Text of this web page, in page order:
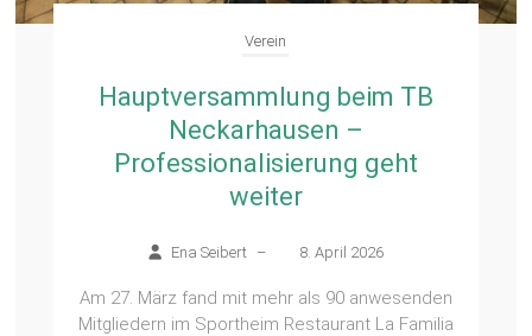
Verein
Hauptversammlung beim TB
Neckarhausen –
Professionalisierung geht
weiter
Ena Seibert – 8. April 2026
Am 27. März fand mit mehr als 90 anwesenden
Mitgliedern im Sportheim Restaurant La Familia